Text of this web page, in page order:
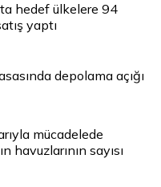
hedef ülkelere 94
yaptı
depolama açığı
mücadelede
havuzlarının sayısı